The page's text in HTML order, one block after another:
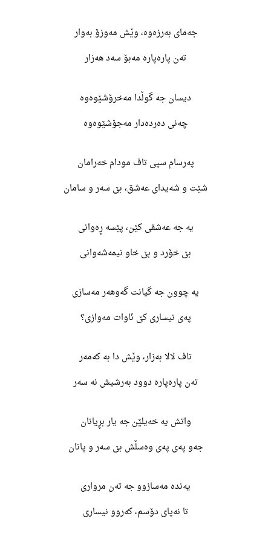
جەمای بەرزەوە، وێش مەوزۆ بەوار
تەن پارەپارە مەبۆ سەد هەزار
دیسان جە گوڵدا مەخرۆشێوەوە
چەنی دەردەدار مەجۆشێوەوە
پەرسام سپی تاف مودام خەرامان
شێت و شەیدای عەشق، بێ سەر و سامان
یە جە عەشقی کێن، پێسە ڕەوانی
بێ خۆرد و بێ خاو نیمەشەوانی
یە چوون جە گیانت گەوهەر مەسازی
پەی نیساری کێ ئاوات مەوازی؟
تاف لالا بەزار، وێش دا بە کەمەر
تەن پارەپارە دوود بەرشیش نە سەر
واتش یە خەیلێن جە یار بڕیانان
جەو پەی پەی وەسڵش بێ سەر و پانان
یەندە مەسازوو جە تەن مرواری
تا نەپای دۆسم، کەروو نیساری